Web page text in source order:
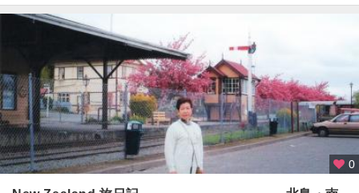
辺
ュ
ワ
ー
ト
島
タ
0